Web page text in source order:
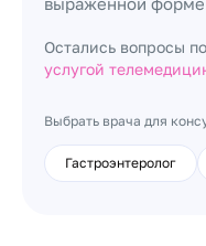
Остались вопросы
услугой
Выбрать врача для
Гастроэнтеролог